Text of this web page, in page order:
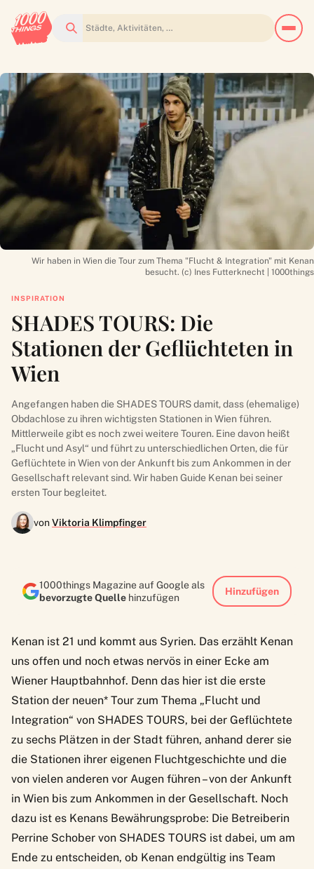
Suchen
Wir haben in Wien die Tour zum Thema "Flucht & Integration" mit Kenan
besucht. (c) Ines Futterknecht | 1000things
INSPIRATION
SHADES TOURS: Die
Stationen der Geflüchteten in
Wien
Angefangen haben die SHADES TOURS damit, dass (ehemalige)
Obdachlose zu ihren wichtigsten Stationen in Wien führen.
Mittlerweile gibt es noch zwei weitere Touren. Eine davon heißt
„Flucht und Asyl“ und führt zu unterschiedlichen Orten, die für
Geflüchtete in Wien von der Ankunft bis zum Ankommen in der
Gesellschaft relevant sind. Wir haben Guide Kenan bei seiner
ersten Tour begleitet.
vonViktoria Klimpfinger
1000things Magazine auf Google als
bevorzugte Quelle hinzufügen
Hinzufügen
Kenan ist 21 und kommt aus Syrien. Das erzählt Kenan
uns offen und noch etwas nervös in einer Ecke am
Wiener Hauptbahnhof. Denn das hier ist die erste
Station der neuen* Tour zum Thema „Flucht und
Integration“ von SHADES TOURS, bei der Geflüchtete
zu sechs Plätzen in der Stadt führen, anhand derer sie
die Stationen ihrer eigenen Fluchtgeschichte und die
von vielen anderen vor Augen führen – von der Ankunft
in Wien bis zum Ankommen in der Gesellschaft. Noch
dazu ist es Kenans Bewährungsprobe: Die Betreiberin
Perrine Schober von SHADES TOURS ist dabei, um am
Ende zu entscheiden, ob Kenan endgültig ins Team